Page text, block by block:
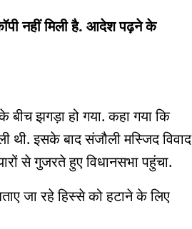
नहीं मिली है. आदेश पढ़ने के
झगड़ा हो गया. कहा गया कि
इसके बाद संजौली मस्जिद विवाद
से गुजरते हुए विधानसभा पहुंचा.
जा रहे हिस्से को हटाने के लिए